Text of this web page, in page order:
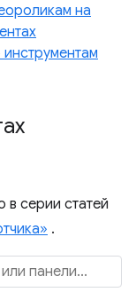
на
в серии статей
.